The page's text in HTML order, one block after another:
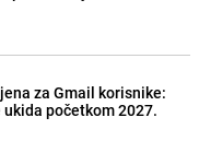
za Gmail korisnike:
početkom 2027.